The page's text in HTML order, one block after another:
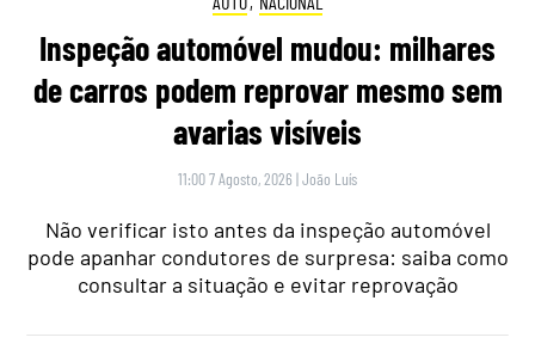
Inspeção automóvel mudou: milhares
de carros podem reprovar mesmo sem
avarias visíveis
11:00 7 Agosto, 2026 |João Luís
Não verificar isto antes da inspeção automóvel
pode apanhar condutores de surpresa: saiba como
consultar a situação e evitar reprovação